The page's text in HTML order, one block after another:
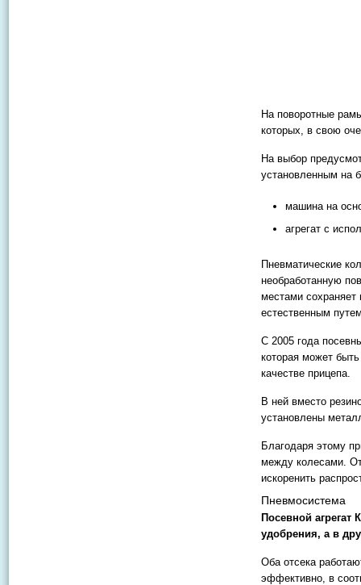
На поворотные
которых, в свою
На выбор
установленным на
машина на
агрегат с
Пневматические
необработанную
местами сохраняет
естественным
С 2005 года
которая может
качестве прицепа.
В ней вместо
установлены
Благодаря этому
между колесами.
искоренить
Пневмосистема
Посевной агрегат
удобрения, а в
Оба отсека
эффективно, в